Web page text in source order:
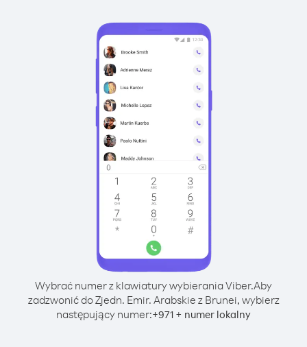
Wybrać numer z klawiatury wybierania Viber.Aby
zadzwonić do Zjedn. Emir. Arabskie z Brunei, wybierz
następujący numer:+971 + numer lokalny